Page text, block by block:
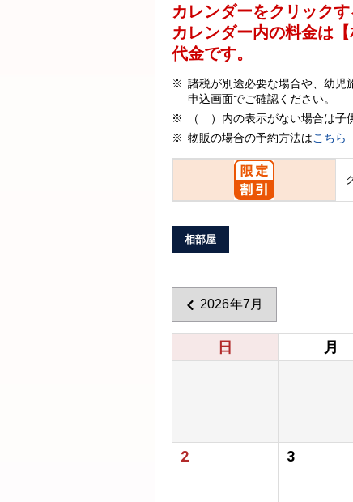
カレンダーをクリック
カレンダー内の料金は 【
代金です。
諸税が別途必要な場合や、幼児
申込画面でご確認ください。
（ ）内の表示がない場合は子
物販の場合の予約方法はこちら
相部屋
2026年7月
日 月
2 3